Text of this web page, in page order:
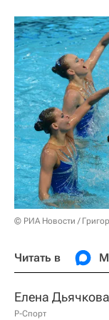
© РИА Новости /
Читать в
Елена Дьячкова
Р-Спорт